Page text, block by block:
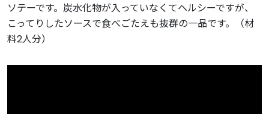
ソテーです。炭水化物が入っていなくてヘルシーですが、
こってりしたソースで食べごたえも抜群の一品です。（材
料2人分）